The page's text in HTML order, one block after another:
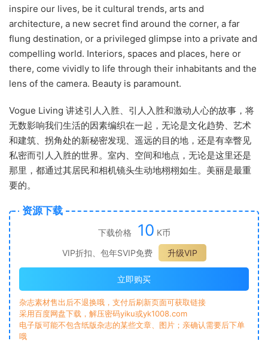
inspire our lives, be it cultural trends, arts and
architecture, a new secret find around the corner, a far
flung destination, or a privileged glimpse into a private and
compelling world. Interiors, spaces and places, here or
there, come vividly to life through their inhabitants and the
lens of the camera. Beauty is paramount.
Vogue Living 讲述引人入胜、引人入胜和激动人心的故事，将
无数影响我们生活的因素编织在一起，无论是文化趋势、艺术
和建筑、拐角处的新秘密发现、遥远的目的地，还是有幸瞥见
私密而引人入胜的世界。室内、空间和地点，无论是这里还是
那里，都通过其居民和相机镜头生动地栩栩如生。美丽是最重
要的。
资源下载
下载价格 10 K币
VIP折扣、包年SVIP免费
升级VIP
立即购买
杂志素材售出后不退换哦，支付后刷新页面可获取链接
采用百度网盘下载，解压密码yiku或yk1008.com
电子版可能不包含纸版杂志的某些文章、图片；亲确认需要后下单
哦